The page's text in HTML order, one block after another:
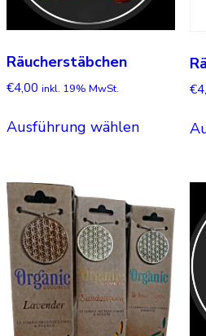
Räucherstäbchen
€4,00 inkl. 19% MwSt.
Ausführung wählenProdukt
auf.
Die
Optionen
können
auf
der
€